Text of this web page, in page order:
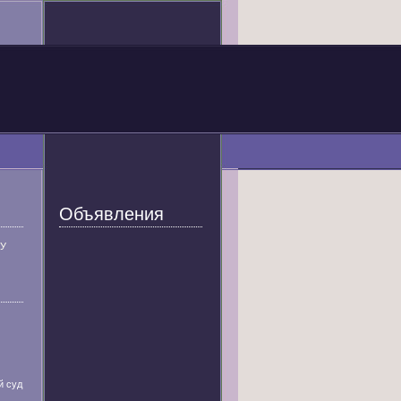
суд
Объявления